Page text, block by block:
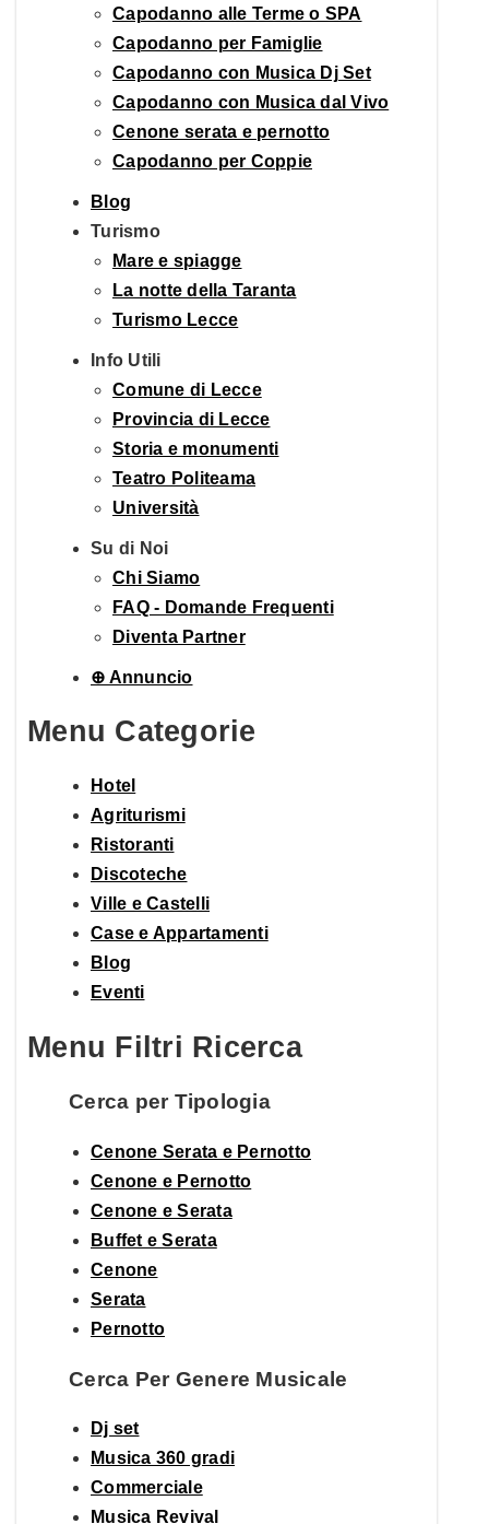
Capodanno alle Terme o SPA
Capodanno per Famiglie
Capodanno con Musica Dj Set
Capodanno con Musica dal Vivo
Cenone serata e pernotto
Capodanno per Coppie
Blog
Turismo
Mare e spiagge
La notte della Taranta
Turismo Lecce
Info Utili
Comune di Lecce
Provincia di Lecce
Storia e monumenti
Teatro Politeama
Università
Su di Noi
Chi Siamo
FAQ - Domande Frequenti
Diventa Partner
⊕ Annuncio
Menu Categorie
Hotel
Agriturismi
Ristoranti
Discoteche
Ville e Castelli
Case e Appartamenti
Blog
Eventi
Menu Filtri Ricerca
Cerca per Tipologia
Cenone Serata e Pernotto
Cenone e Pernotto
Cenone e Serata
Buffet e Serata
Cenone
Serata
Pernotto
Cerca Per Genere Musicale
Dj set
Musica 360 gradi
Commerciale
Musica Revival